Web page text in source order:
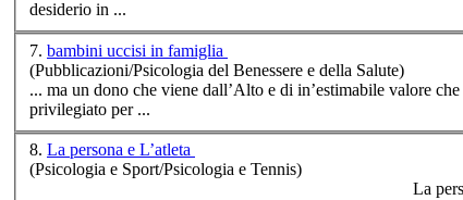
desiderio in ...
7. bambini uccisi in famiglia
(Pubblicazioni/Psicologia del Benessere e della Salute)
... ma un dono che viene dall’Alto e di in’estimabile valore
privilegiato per ...
8. La persona e L’atleta
(Psicologia e Sport/Psicologia e Tennis)